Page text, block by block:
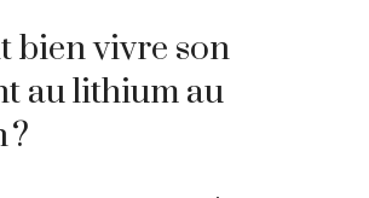
bien vivre son
au lithium au
?